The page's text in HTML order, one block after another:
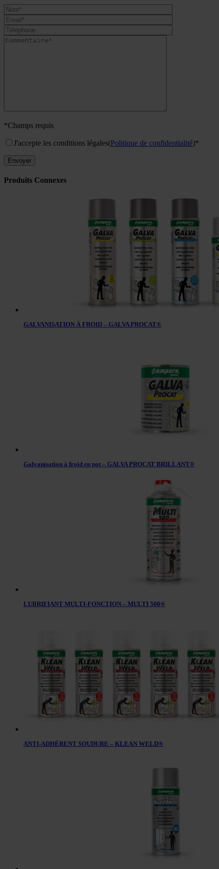
*Champs requis
J'accepte les conditions légales(Politique de confidentialité)*
Produits Connexes
GALVANISATION À FROID – GALVA PROCAT®
Galvanisation à froid en pot – GALVA PROCAT BRILLANT®
LUBRIFIANT MULTI-FONCTION – MULTI 500®
ANTI-ADHÉRENT SOUDURE – KLEAN WELD®